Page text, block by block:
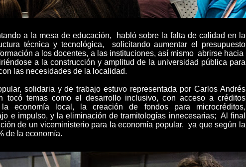
a la mesa de educación, habló sobre la falta de calidad en la
técnica y tecnológica, solicitando aumentar el presupuesto
a los docentes, a las instituciones, así mismo abrirse hacia
a la construcción y amplitud de la universidad pública para
las necesidades de la localidad.
solidaria y de trabajo estuvo representada por Carlos Andrés
tocó temas como el desarrollo inclusivo, con acceso a créditos
economía local, la creación de fondos para microcréditos,
e impulso, y la eliminación de tramitologías innecesarias; Al final
de un viceministerio para la economía popular, ya que según la
de la economía.